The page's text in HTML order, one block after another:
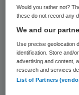
“Wat loop je
eens
Zingende
bereikbaar
van het
geen
Would you rather not?
these do not record any
We and our
Use precise geolocation
identification. Store and/
advertising and content,
research and services
List of Partners